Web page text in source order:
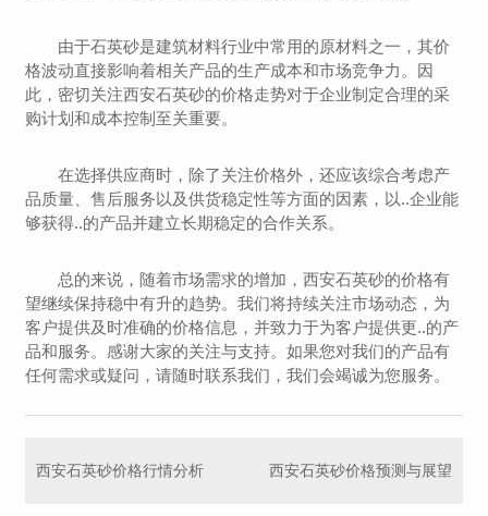
由于石英砂是建筑材料行业中常用的原材料之一，其价
格波动直接影响着相关产品的生产成本和市场竞争力。因
此，密切关注西安石英砂的价格走势对于企业制定合理的采
购计划和成本控制至关重要。
在选择供应商时，除了关注价格外，还应该综合考虑产
品质量、售后服务以及供货稳定性等方面的因素，以..企业能
够获得..的产品并建立长期稳定的合作关系。
总的来说，随着市场需求的增加，西安石英砂的价格有
望继续保持稳中有升的趋势。我们将持续关注市场动态，为
客户提供及时准确的价格信息，并致力于为客户提供更..的产
品和服务。感谢大家的关注与支持。如果您对我们的产品有
任何需求或疑问，请随时联系我们，我们会竭诚为您服务。
西安石英砂价格行情分析 西安石英砂价格预测与展望